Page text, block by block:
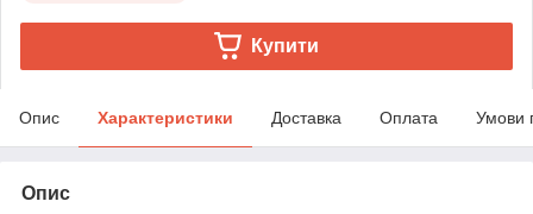
Купити
Опис Характеристики Доставка Оплата Умови
Опис